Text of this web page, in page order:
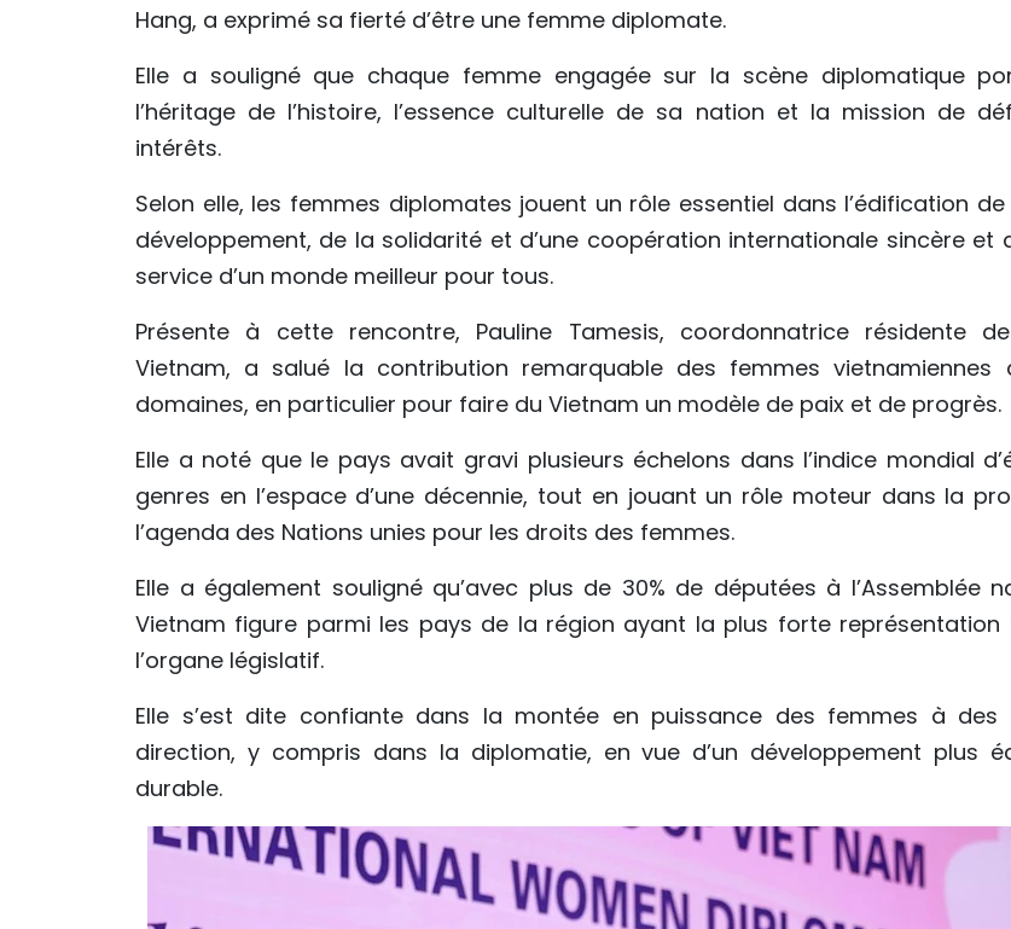
Hang, a exprimé sa fierté d’être une femme diplomate.
Elle a souligné que chaque femme engagée sur la scène diplomatique
l’héritage de l’histoire, l’essence culturelle de sa nation et la mission de
intérêts.
Selon elle, les femmes diplomates jouent un rôle essentiel dans l’édification
développement, de la solidarité et d’une coopération internationale sincère et
service d’un monde meilleur pour tous.
Présente à cette rencontre, Pauline Tamesis, coordonnatrice résidente de
Vietnam, a salué la contribution remarquable des femmes vietnamiennes
domaines, en particulier pour faire du Vietnam un modèle de paix et de progrès.
Elle a noté que le pays avait gravi plusieurs échelons dans l’indice mondial
genres en l’espace d’une décennie, tout en jouant un rôle moteur dans la
l’agenda des Nations unies pour les droits des femmes.
Elle a également souligné qu’avec plus de 30% de députées à l’Assemblée
Vietnam figure parmi les pays de la région ayant la plus forte représentation
l’organe législatif.
Elle s’est dite confiante dans la montée en puissance des femmes à des
direction, y compris dans la diplomatie, en vue d’un développement plus
durable.